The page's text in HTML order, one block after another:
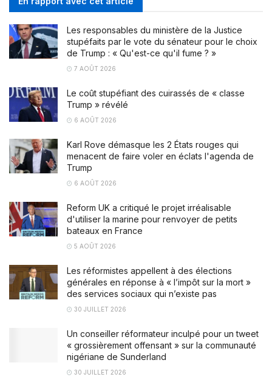
Les responsables du ministère de la Justice
stupéfaits par le vote du sénateur pour le choix
de Trump : « Qu'est-ce qu'il fume ? »
7 AOÛT 2026
Le coût stupéfiant des cuirassés de « classe
Trump » révélé
6 AOÛT 2026
Karl Rove démasque les 2 États rouges qui
menacent de faire voler en éclats l'agenda de
Trump
6 AOÛT 2026
Reform UK a critiqué le projet irréalisable
d'utiliser la marine pour renvoyer de petits
bateaux en France
5 AOÛT 2026
Les réformistes appellent à des élections
générales en réponse à « l’impôt sur la mort »
des services sociaux qui n’existe pas
30 JUILLET 2026
Un conseiller réformateur inculpé pour un tweet
« grossièrement offensant » sur la communauté
nigériane de Sunderland
30 JUILLET 2026